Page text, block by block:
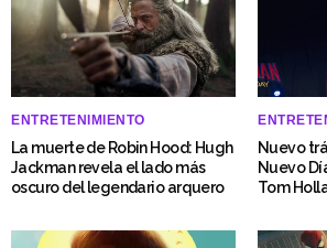
ENTRETENIMIENTO
La muerte de Robin Hood: Hugh
Jackman revela el lado más
oscuro del legendario arquero
Nuevo
Nuevo
Tom